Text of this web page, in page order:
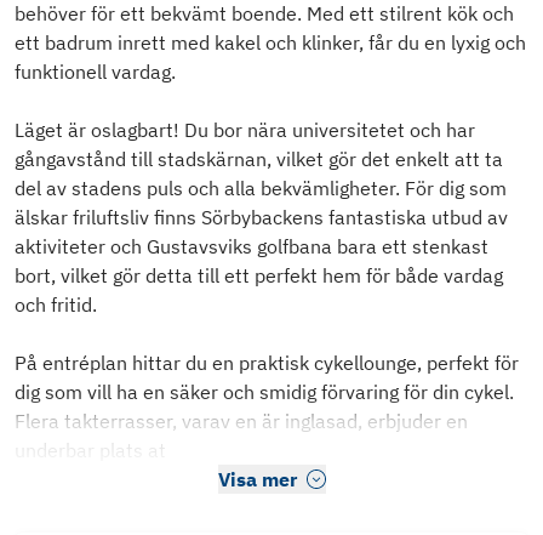
behöver för ett bekvämt boende. Med ett stilrent kök och
ett badrum inrett med kakel och klinker, får du en lyxig och
funktionell vardag.
Läget är oslagbart! Du bor nära universitetet och har
gångavstånd till stadskärnan, vilket gör det enkelt att ta
del av stadens puls och alla bekvämligheter. För dig som
älskar friluftsliv finns Sörbybackens fantastiska utbud av
aktiviteter och Gustavsviks golfbana bara ett stenkast
bort, vilket gör detta till ett perfekt hem för både vardag
och fritid.
På entréplan hittar du en praktisk cykellounge, perfekt för
dig som vill ha en säker och smidig förvaring för din cykel.
Flera takterrasser, varav en är inglasad, erbjuder en
underbar plats at
Visa mer